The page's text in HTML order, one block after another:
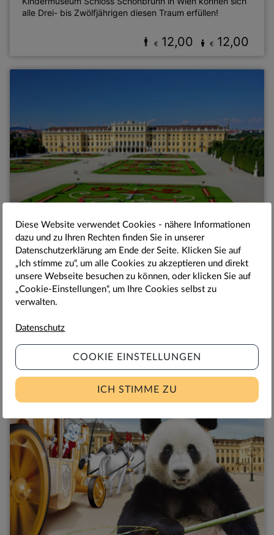
alle Drei- bis Zwölfjährigen diesen Traum erfüllen!
€ 12,00 € 12,00
WIEN, SCHLOSS SCHÖNBRUNN
Classic Pass Plus - Schönbrunn
Kultur, Genuss, Bewegung und Rundblick - das beste
Preis-Leistungs-Angebot für einen Tag Schönbrunn!
€ 81,00
Diese Website verwendet Cookies - nähere Informationen
dazu und zu Ihren Rechten finden Sie in unserer
Datenschutzerklärung am Ende der Seite. Klicken Sie auf
„Ich stimme zu“, um alle Cookies zu akzeptieren und direkt
unsere Webseite besuchen zu können, oder klicken Sie auf
„Cookie-Einstellungen“, um Ihre Cookies selbst zu
verwalten.
Datenschutz
COOKIE EINSTELLUNGEN
ICH STIMME ZU